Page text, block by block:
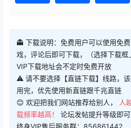
👻 下载说明：免费用户可以使用免
戏，评论后即可下载，（选择下载框
VIP下载地址会不定时免费开放
⚠ 请不要选择【直链下载】线路，
用完，优先使用新直链跟千兆直链
😊 欢迎把我们网站推荐给别人，
人
载频率越高！ 论坛发帖提升等级即
终身VIP售后服务群：856861442